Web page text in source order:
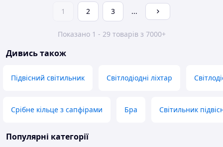
1 2 3 ...
Показано 1 - 29 товарів з 7000+
Дивись також
Підвісний світильник Світлодіодні ліхтар
Срібне кільце з сапфірами Бра Світильник
Популярні категорії